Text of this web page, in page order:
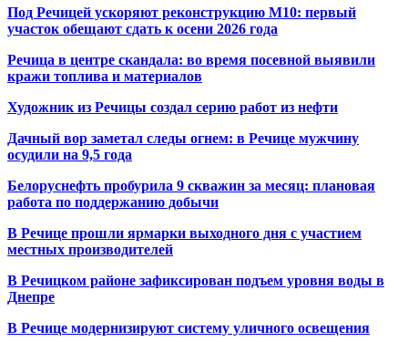
Под Речицей ускоряют реконструкцию М10: первый
участок обещают сдать к осени 2026 года
Речица в центре скандала: во время посевной выявили
кражи топлива и материалов
Художник из Речицы создал серию работ из нефти
Дачный вор заметал следы огнем: в Речице мужчину
осудили на 9,5 года
Белоруснефть пробурила 9 скважин за месяц: плановая
работа по поддержанию добычи
В Речице прошли ярмарки выходного дня с участием
местных производителей
В Речицком районе зафиксирован подъем уровня воды в
Днепре
В Речице модернизируют систему уличного освещения